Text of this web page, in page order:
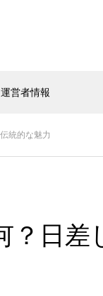
運営者情報
統的な魅力
？日差